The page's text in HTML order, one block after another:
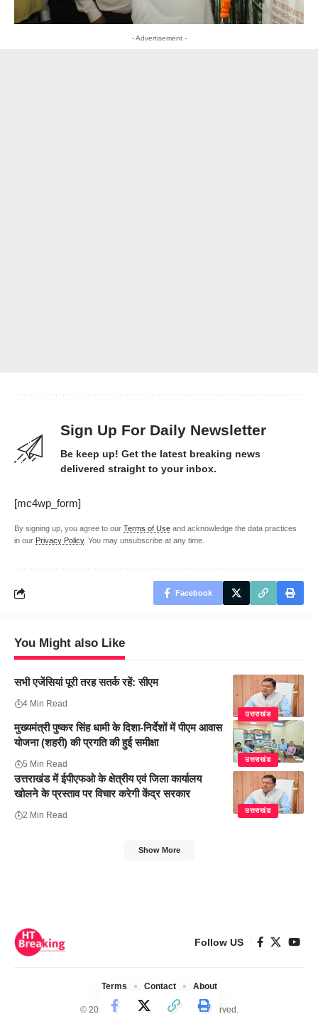
- Advertisement -
Sign Up For Daily Newsletter
Be keep up! Get the latest breaking news
delivered straight to your inbox.
[mc4wp_form]
By signing up, you agree to our Terms of Use and acknowledge the data practices
in our Privacy Policy. You may unsubscribe at any time.
Facebook
You Might also Like
उत्तराखंड
सभी एजेंसियां पूरी तरह सतर्क रहें: सीएम
4 Min Read
उत्तराखंड
मुख्यमंत्री पुष्कर सिंह धामी के दिशा-निर्देशों में पीएम आवास
योजना (शहरी) की प्रगति की हुई समीक्षा
5 Min Read
उत्तराखंड
उत्तराखंड में ईपीएफओ के क्षेत्रीय एवं जिला कार्यालय
खोलने के प्रस्ताव पर विचार करेगी केंद्र सरकार
2 Min Read
Show More
Follow US
© 2024 Ht Breaking. All Rights Reserved.
Terms Contact About